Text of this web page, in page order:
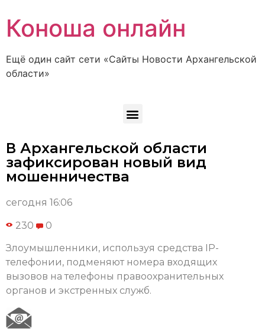
Коноша онлайн
Ещё один сайт сети «Сайты Новости Архангельской
области»
В Архангельской области
зафиксирован новый вид
мошенничества
сегодня 16:06
230 0
Злоумышленники, используя средства IP-
телефонии, подменяют номера входящих
вызовов на телефоны правоохранительных
органов и экстренных служб.